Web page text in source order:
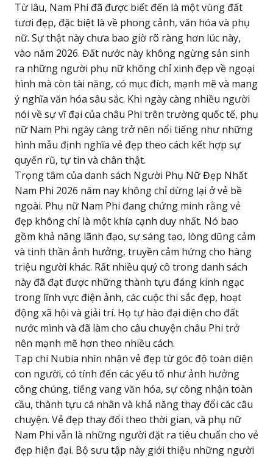
Từ lâu, Nam Phi đã được biết đến là một vùng đất
tươi đẹp, đặc biệt là về phong cảnh, văn hóa và phụ
nữ. Sự thật này chưa bao giờ rõ ràng hơn lúc này,
vào năm 2026. Đất nước này không ngừng sản sinh
ra những người phụ nữ không chỉ xinh đẹp về ngoại
hình mà còn tài năng, có mục đích, mạnh mẽ và mang
ý nghĩa văn hóa sâu sắc. Khi ngày càng nhiều người
nói về sự vĩ đại của châu Phi trên trường quốc tế, phụ
nữ Nam Phi ngày càng trở nên nổi tiếng như những
hình mẫu định nghĩa vẻ đẹp theo cách kết hợp sự
quyến rũ, tự tin và chân thật.
Trọng tâm của danh sách Người Phụ Nữ Đẹp Nhất
Nam Phi 2026 năm nay không chỉ dừng lại ở vẻ bề
ngoài. Phụ nữ Nam Phi đang chứng minh rằng vẻ
đẹp không chỉ là một khía cạnh duy nhất. Nó bao
gồm khả năng lãnh đạo, sự sáng tạo, lòng dũng cảm
và tinh thần ảnh hưởng, truyền cảm hứng cho hàng
triệu người khác. Rất nhiều quý cô trong danh sách
này đã đạt được những thành tựu đáng kinh ngạc
trong lĩnh vực điện ảnh, các cuộc thi sắc đẹp, hoạt
động xã hội và giải trí. Họ tự hào đại diện cho đất
nước mình và đã làm cho câu chuyện châu Phi trở
nên mạnh mẽ hơn theo nhiều cách.
Tạp chí Nubia nhìn nhận vẻ đẹp từ góc độ toàn diện
con người, có tính đến các yếu tố như ảnh hưởng
công chúng, tiếng vang văn hóa, sự công nhận toàn
cầu, thành tựu cá nhân và khả năng thay đổi các câu
chuyện. Vẻ đẹp thay đổi theo thời gian, và phụ nữ
Nam Phi vẫn là những người đặt ra tiêu chuẩn cho vẻ
đẹp hiện đại. Bộ sưu tập này giới thiệu những người